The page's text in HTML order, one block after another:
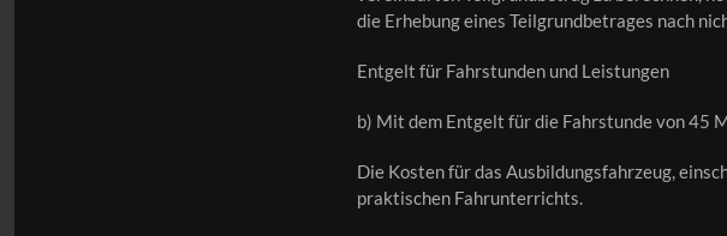
die Erhebung eines Teilgrundbetrages nach
Entgelt für Fahrstunden und Leistungen
b) Mit dem Entgelt für die Fahrstunde von 45
Die Kosten für das Ausbildungsfahrzeug,
praktischen Fahrunterrichts.